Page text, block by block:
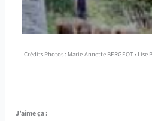
Crédits Photos : Marie-Annette BERGEOT • Lise
J’aime ça :